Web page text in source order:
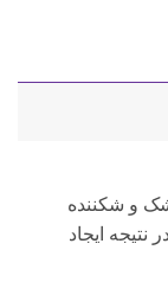
و شکننده
ایجاد